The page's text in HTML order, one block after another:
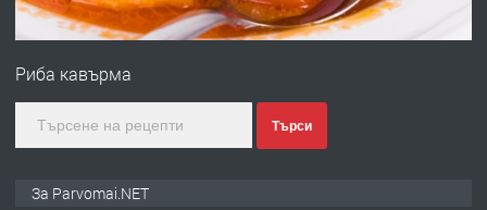
ПРЕДЛАГА
Първи поход "По стъпките на Ангел
Риба кавърма
Търси
За Parvomai.NET